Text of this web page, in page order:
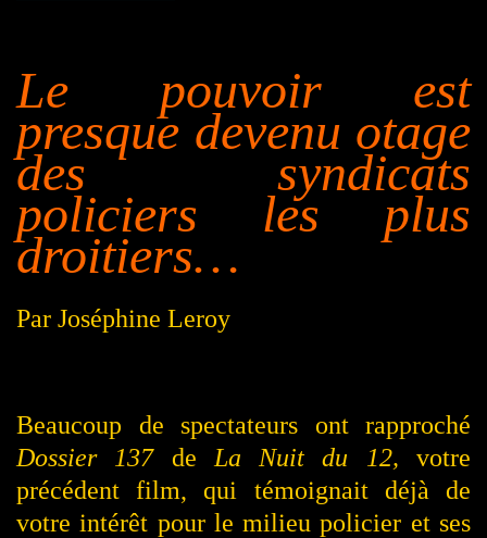
Le pouvoir est
presque devenu otage
des syndicats
policiers les plus
droitiers…
Par Joséphine Leroy
Beaucoup de spectateurs ont rapproché
Dossier 137de La Nuit du 12, votre
précédent film, qui témoignait déjà de
votre intérêt pour le milieu policier et ses